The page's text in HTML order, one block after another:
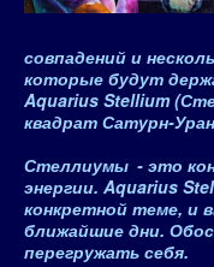
совпадений и
которые будут
Aquarius Stellium
квадрат Сатурн-
Стеллиумы - это
энергии. Aquarius
конкретной теме, и
ближайшие дни.
перегружать себя.